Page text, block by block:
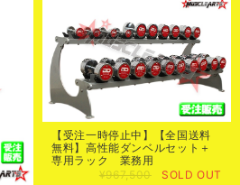
【受注一時停止中】【全国送料
無料】高性能ダンベルセット＋
専用ラック 業務用
¥967,500
SOLD OUT